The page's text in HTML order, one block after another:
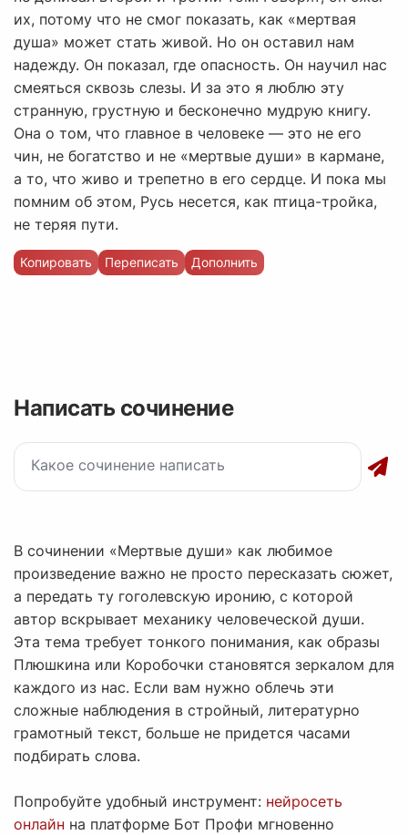
их, потому что не смог показать, как «мертвая
душа» может стать живой. Но он оставил нам
надежду. Он показал, где опасность. Он научил нас
смеяться сквозь слезы. И за это я люблю эту
странную, грустную и бесконечно мудрую книгу.
Она о том, что главное в человеке — это не его
чин, не богатство и не «мертвые души» в кармане,
а то, что живо и трепетно в его сердце. И пока мы
помним об этом, Русь несется, как птица-тройка,
не теряя пути.
Копировать Переписать Дополнить
Написать сочинение
В сочинении «Мертвые души» как любимое
произведение важно не просто пересказать сюжет,
а передать ту гоголевскую иронию, с которой
автор вскрывает механику человеческой души.
Эта тема требует тонкого понимания, как образы
Плюшкина или Коробочки становятся зеркалом для
каждого из нас. Если вам нужно облечь эти
сложные наблюдения в стройный, литературно
грамотный текст, больше не придется часами
подбирать слова.
Попробуйте удобный инструмент: нейросеть
онлайн на платформе Бот Профи мгновенно